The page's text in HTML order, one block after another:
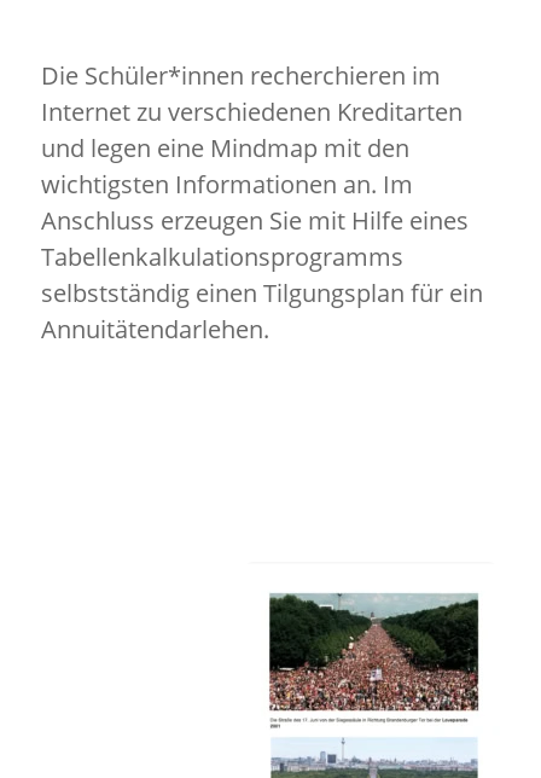
Die Schüler*innen recherchieren im
Internet zu verschiedenen Kreditarten
und legen eine Mindmap mit den
wichtigsten Informationen an. Im
Anschluss erzeugen Sie mit Hilfe eines
Tabellenkalkulationsprogramms
selbstständig einen Tilgungsplan für ein
Annuitätendarlehen.